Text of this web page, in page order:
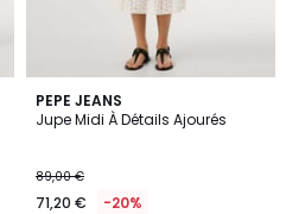
PEPE JEANS
Jupe Midi À Détails Ajourés
89,00 €
71,20 € -20%